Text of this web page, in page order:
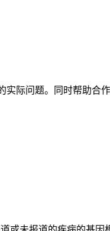
际问题。同时帮助合